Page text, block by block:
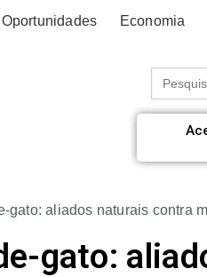
Oportunidades Economia
gato: aliados naturais contra
gato: